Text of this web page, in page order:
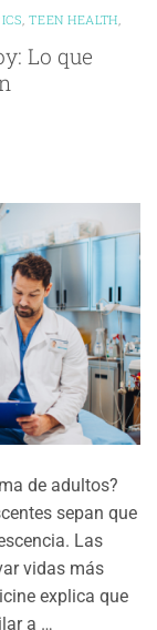
,TEEN HEALTH
Lo que
de adultos?
sepan que
Las
vidas más
explica que
a …